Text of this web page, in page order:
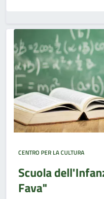
CENTRO PER LA CULTURA
Scuola
Fava"